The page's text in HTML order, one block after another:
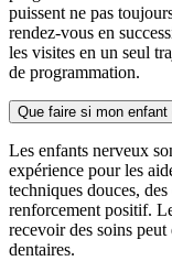
puissent ne pas
rendez-vous en
les visites en un seul
de programmation.
Que faire si mon
Les enfants nerveux
expérience pour les
techniques douces,
renforcement positif.
recevoir des soins
dentaires.